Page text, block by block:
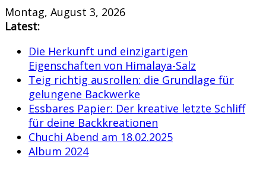
Skip
to
Montag, August 3, 2026
Latest:
Die Herkunft und einzigartigen
Eigenschaften von Himalaya-Salz
Teig richtig ausrollen: die Grundlage für
gelungene Backwerke
Essbares Papier: Der kreative letzte Schliff
für deine Backkreationen
Chuchi Abend am 18.02.2025
Album 2024